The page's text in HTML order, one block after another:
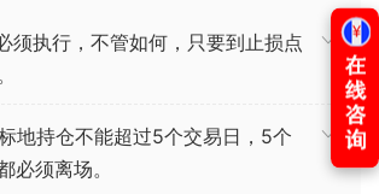
须执行，不管如何，只要到止损点
地持仓不能超过5个交易日，5个
必须离场。